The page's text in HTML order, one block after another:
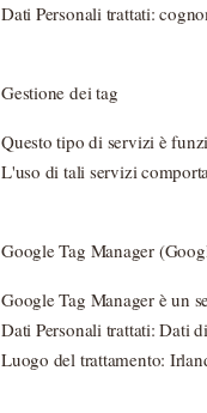
Dati Personali trattati:
Gestione dei tag
Questo tipo di servizi è
L'uso di tali servizi
Google Tag Manager
Google Tag Manager è un
Dati Personali trattati: Dati
Luogo del trattamento: